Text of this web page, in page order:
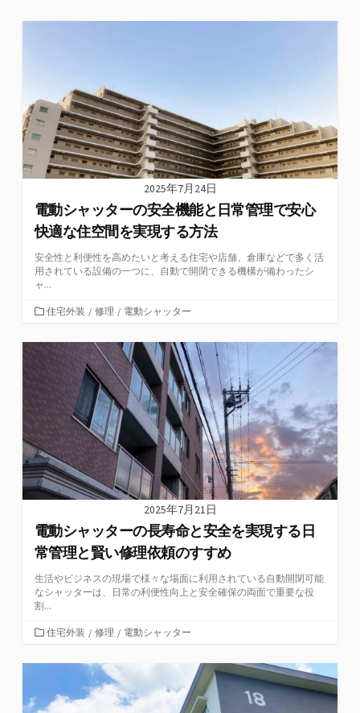
2025年7月24日
電動シャッターの安全機能と日常管理で安心
快適な住空間を実現する方法
安全性と利便性を高めたいと考える住宅や店舗、倉庫などで多く活
用されている設備の一つに、自動で開閉できる機構が備わったシ
ャ...
カ
ゴ
ー
住宅外装 / 修理 / 電動シャッター
2025年7月21日
電動シャッターの長寿命と安全を実現する日
常管理と賢い修理依頼のすすめ
生活やビジネスの現場で様々な場面に利用されている自動開閉可能
なシャッターは、日常の利便性向上と安全確保の両面で重要な役
割...
カ
ゴ
住宅外装 / 修理 / 電動シャッター